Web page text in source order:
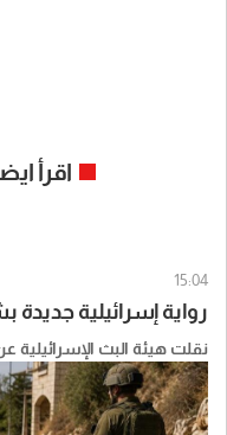
اقرأ
15:04
رواية إسرائيلية
نقلت هيئة البث الإسرائيلية